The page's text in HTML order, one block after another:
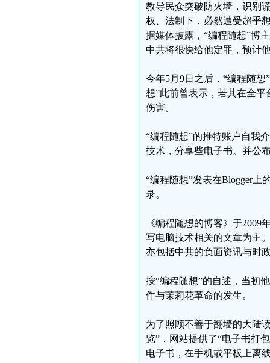
教导民众突破防火墙，识别
权、法制下，必然遭受超乎
据媒体披露，“编程随想”博
中共将很快给他定罪，预计
今年5月9日之后，“编程随
想”此前曾表示，若其在全
伤害。
“编程随想”的推特账户自我
技术，分享些电子书。并公
“编程随想”发表在Blogger上
录。
《编程随想的博客》于2009
写电脑技术相关的文章为主
亦包括中共的负面资讯与时
按“编程随想”的自述，当初
件与茉莉花革命的发生。
为了照顾不善于翻墙的大陆
览”，网站提供了“电子书打
电子书，在手机或平板上离